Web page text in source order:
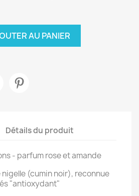
AU PANIER
Détails du produit
- parfum rose et amande
nigelle (cumin noir), reconnue
"antioxydant"